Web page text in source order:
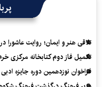
تلاقی هنر و ایمان؛ روایت عاشورا
تکمیل فاز دوم کتابخانه مرکزی
فراخوان نوزدهمین دوره جایزه